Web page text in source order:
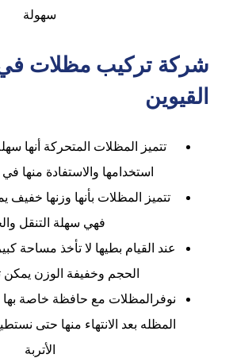
سهولة
شركة تركيب مظلات
القيوين
تتميز المظلات المتحركة أنها
استخدامها والاستفادة منها
تتميز المظلات بأنها وزنها خفيف
فهي سهلة التنقل
عند القيام بطيها لا تأخذ مساحة
الحجم وخفيفة الوزن يمكن
نوفرالمظلات مع حافظة خاصة بها
المظله بعد الانتهاء منها حتى
الأتربة